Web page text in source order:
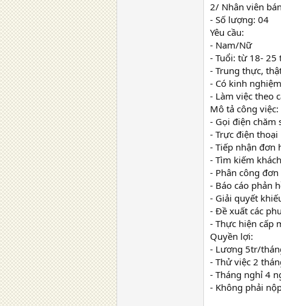
2/ Nhân viên
- Số lượng: 04
Yêu cầu:
- Nam/Nữ
- Tuổi: từ 18- 25
- Trung thực,
- Có kinh
- Làm việc theo
Mô tả công việc:
- Gọi điện chăm
- Trực điện thoại
- Tiếp nhận đơn
- Tìm kiếm
- Phân công
- Báo cáo phản
- Giải quyết
- Đề xuất các
- Thực hiện cấp
Quyền lợi:
- Lương 5tr/
- Thử việc 2
- Tháng nghỉ 4
- Không phải